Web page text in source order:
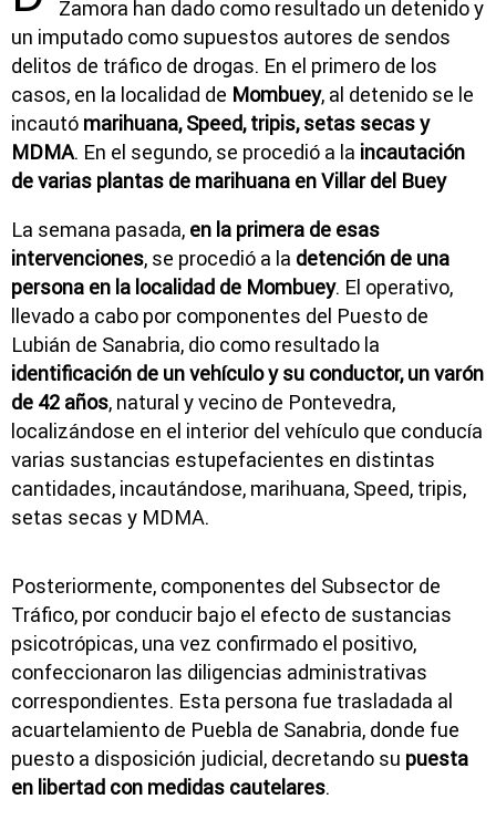
Zamora han dado como resultado un detenido y
un imputado como supuestos autores de sendos
delitos de tráfico de drogas. En el primero de los
casos, en la localidad de Mombuey, al detenido se le
incautó marihuana, Speed, tripis, setas secas y
MDMA. En el segundo, se procedió a la incautación
de varias plantas de marihuana en Villar del Buey
La semana pasada, en la primera de esas
intervenciones, se procedió a la detención de una
persona en la localidad de Mombuey. El operativo,
llevado a cabo por componentes del Puesto de
Lubián de Sanabria, dio como resultado la
identificación de un vehículo y su conductor, un varón
de 42 años, natural y vecino de Pontevedra,
localizándose en el interior del vehículo que conducía
varias sustancias estupefacientes en distintas
cantidades, incautándose, marihuana, Speed, tripis,
setas secas y MDMA.
Posteriormente, componentes del Subsector de
Tráfico, por conducir bajo el efecto de sustancias
psicotrópicas, una vez confirmado el positivo,
confeccionaron las diligencias administrativas
correspondientes. Esta persona fue trasladada al
acuartelamiento de Puebla de Sanabria, donde fue
puesto a disposición judicial, decretando su puesta
en libertad con medidas cautelares.